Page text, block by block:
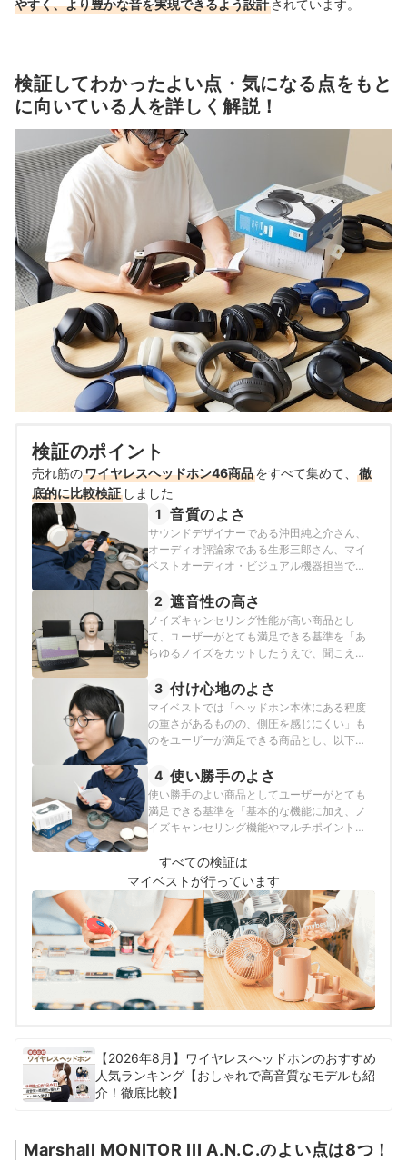
やすく、より豊かな音を実現できるよう設計されています。
検証してわかったよい点・気になる点をもと
に向いている人を詳しく解説！
検証のポイント
売れ筋のワイヤレスヘッドホン46商品をすべて集めて、
徹
底的に比較検証 しました
1 音質のよさ
サウンドデザイナーである沖田純之介さん、
オーディオ評論家である生形三郎さん、マイ
ベストオーディオ・ビジュアル機器担当であ
いました。
2 遮音性の高さ
ノイズキャンセリング性能が高い商品とし
て、ユーザーがとても満足できる基準を「あ
らゆるノイズをカットしたうえで、聞こえる
楽が楽しめる商品」とし、以下の方法で各商
品の検証を行いました。
3 付け心地のよさ
マイベストでは「ヘッドホン本体にある程度
の重さがあるものの、側圧を感じにくい」も
のをユーザーが満足できる商品とし、以下の
4 使い勝手のよさ
使い勝手のよい商品としてユーザーがとても
満足できる基準を「基本的な機能に加え、ノ
イズキャンセリング機能やマルチポイント接
とし、以下の方法で各商品の検証を行いまし
た。
すべての検証は
マイベストが行っています
【2026年8月】ワイヤレスヘッドホンのおすすめ
人気ランキング【おしゃれで高音質なモデルも紹
介！徹底比較】
Marshall MONITOR III A.N.C.のよい点は8つ！